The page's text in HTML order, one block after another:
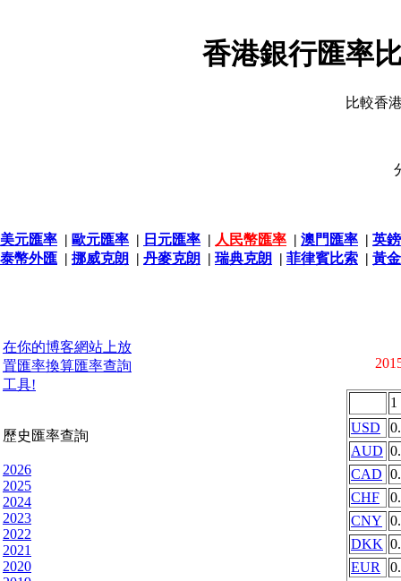
香港銀行匯率
比較香
美元匯率 | 歐元匯率 | 日元匯率 | 人民幣匯率 | 澳門匯率 | 英
泰幣外匯 | 挪威克朗 | 丹麥克朗 | 瑞典克朗 | 菲律賓比索 | 黃
在你的博客網站上放
置匯率換算匯率查詢
工具!
歷史匯率查詢
2026
2025
2024
2023
2022
2021
2020
1
USD
AUD
CAD
CHF
CNY
DKK
EUR